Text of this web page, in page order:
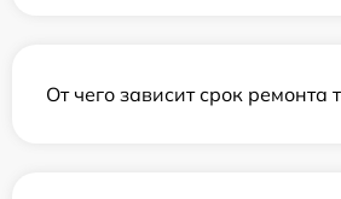
От чего зависит срок ремонта